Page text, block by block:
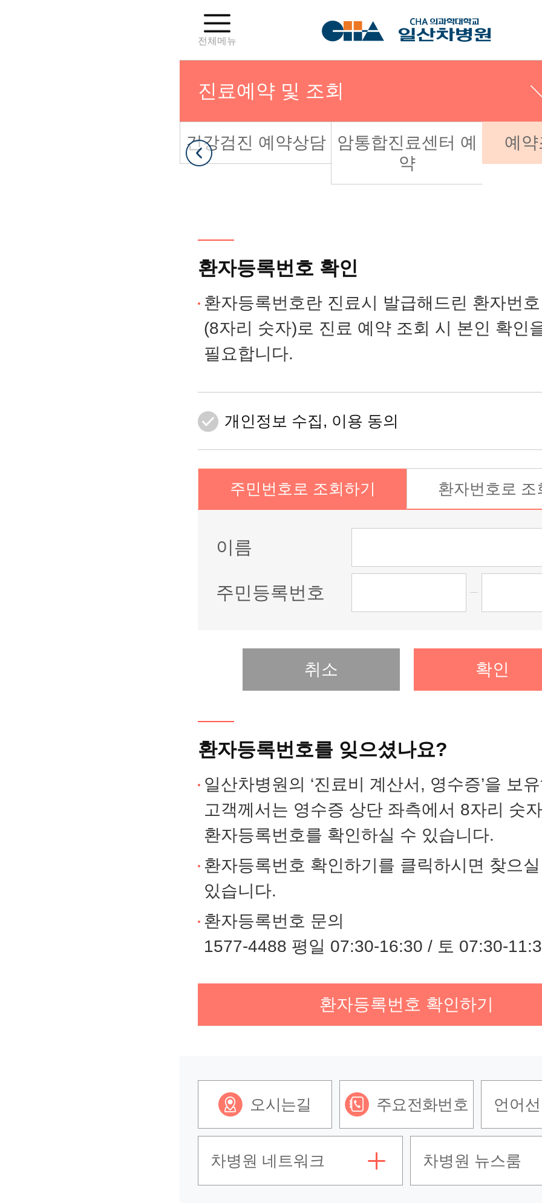
전체메뉴
진료예약 및 조회
진료일정
1:1전문의상담
산과 카카오톡 상담
부인과 카카오톡 상담
양한방 암 통합진료센터 카카오톡 상담
고마워요 차병원
건강검진 예약상담
암통합진료센터 예
약
예약
환자등록번호 확인
환자등록번호란 진료시 발급해드린 환자번호
(8자리 숫자)로 진료 예약 조회 시 본인 확인
필요합니다.
개인정보 수집, 이용 동의
주민번호로 조회하기 환자번호로 조
이름
주민등록번호
취소 확인
환자등록번호를 잊으셨나요?
일산차병원의 ‘진료비 계산서, 영수증’을 보
고객께서는 영수증 상단 좌측에서 8자리 숫
환자등록번호를 확인하실 수 있습니다.
환자등록번호 확인하기를 클릭하시면 찾으
있습니다.
환자등록번호 문의
1577-4488 평일 07:30-16:30 / 토 07:30-
환자등록번호 확인하기
오시는길 주요전화번호 언어
차병원 네트워크 차병원 뉴스룸